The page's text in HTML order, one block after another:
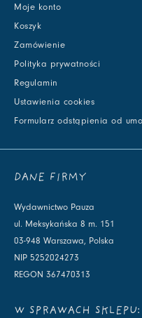
Moje konto
Koszyk
Zamówienie
Polityka prywatności
Regulamin
Ustawienia cookies
Formularz odstąpienia od
DANE FIRMY
Wydawnictwo Pauza
ul. Meksykańska 8 m. 151
03-948 Warszawa, Polska
NIP 5252024273
REGON 367470313
W SPRAWACH SKLEPU: